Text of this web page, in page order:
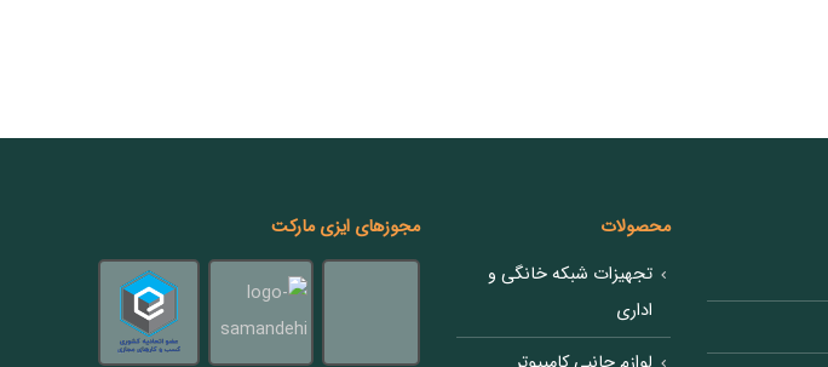
محصولات
تجهیزات شبکه خانگی و
اداری
مجوزهای ایزی مارکت